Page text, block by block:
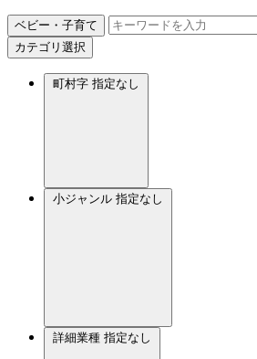
ベビー・子育て
カテゴリ選択
町村字 指定なし
小ジャンル 指定なし
詳細業種 指定なし